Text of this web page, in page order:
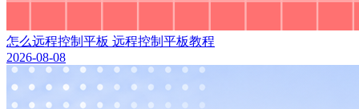
怎么远程控制平板 远程控制平板教程
2026-08-08